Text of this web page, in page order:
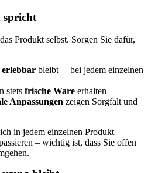
spricht
Produkt selbst. Sorgen Sie dafür,
erlebbar bleibt – bei jedem einzelnen
stets frische Ware erhalten
Anpassungen zeigen Sorgfalt und
in jedem einzelnen Produkt
– wichtig ist, dass Sie offen